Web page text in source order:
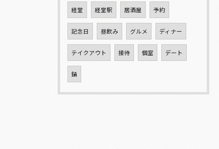
経堂 経堂駅 居酒屋 予約
記念日 昼飲み グルメ ディナー
テイクアウト 接待 個室 デート
鍋